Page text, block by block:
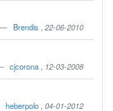
Brendis 22-06-2010
cjcorona 12-03-2008
heberpolo 04-01-2012